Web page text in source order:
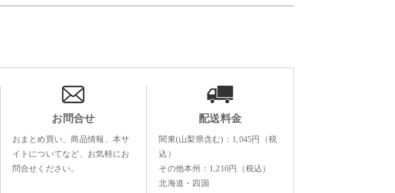
お問合せ
おまとめ買い、商品情報、本サ
イトについてなど、お気軽にお
問合せください。
配送料金
関東(山梨県含む)：1,045円（税
込）
その他本州：1,210円（税込）
北海道・四国